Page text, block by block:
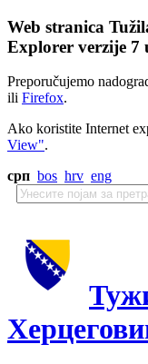
Web stranica
Explorer verzije 7
Preporučujemo
ili Firefox.
Ako koristite Internet
View".
срп bos hrv eng